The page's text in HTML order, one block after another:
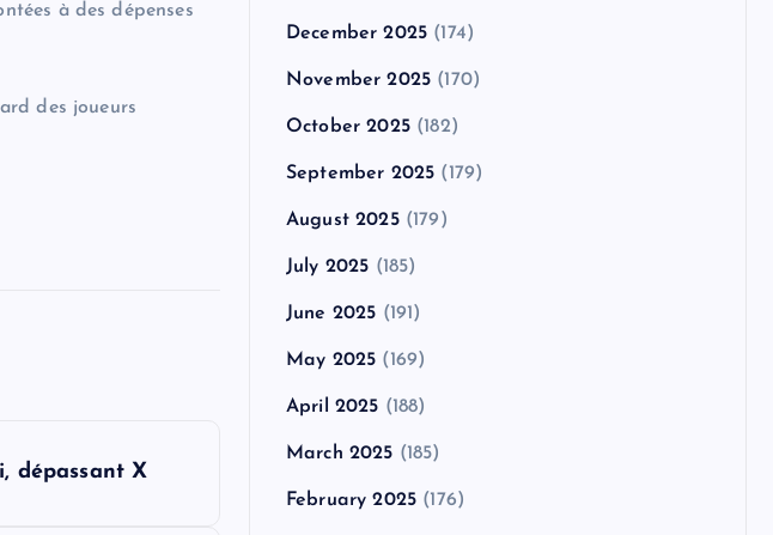
à des dépenses
des joueurs
dépassant X
December 2025 (174)
November 2025 (170)
October 2025(182)
September 2025 (179)
August 2025(179)
July 2025 (185)
June 2025 (191)
May 2025 (169)
April 2025 (188)
March 2025 (185)
February 2025 (176)